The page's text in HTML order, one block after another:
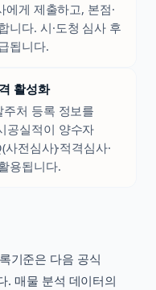
에게 제출하고, 본점·
니다. 시·도청 심사 후
됩니다.
활성화
주처 등록 정보를
공실적이 양수자
전심사)·적격심사·
용됩니다.
기준은 다음 공식
. 매물 분석 데이터의